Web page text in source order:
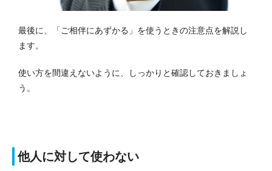
最後に、「ご相伴にあずかる」を使うときの注意点を解説し
ます。
使い方を間違えないように、しっかりと確認しておきましょ
う。
他人に対して使わない